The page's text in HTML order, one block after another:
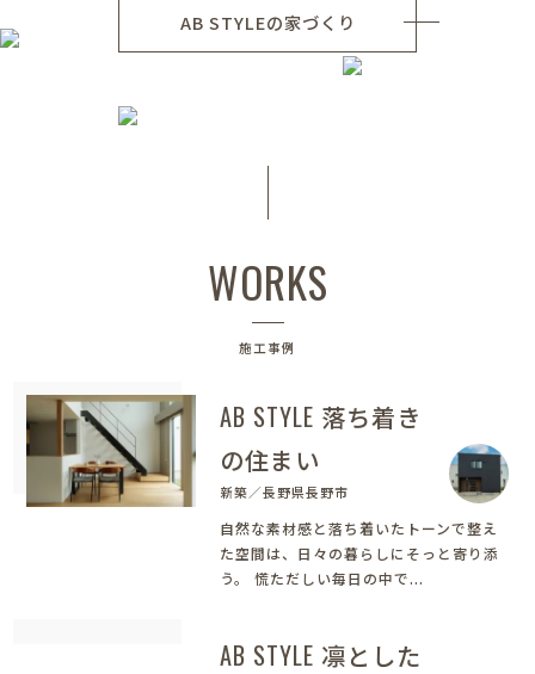
AB STYLEの家づくり
WORKS
施工事例
AB STYLE 落ち着き
の住まい
新築／長野県長野市
自然な素材感と落ち着いたトーンで整え
た空間は、日々の暮らしにそっと寄り添
う。 慌ただしい毎日の中で...
AB STYLE 凛とした